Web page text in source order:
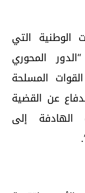
الوطنية التي
المحوري
المسلحة
عن القضية
الهادفة إلى